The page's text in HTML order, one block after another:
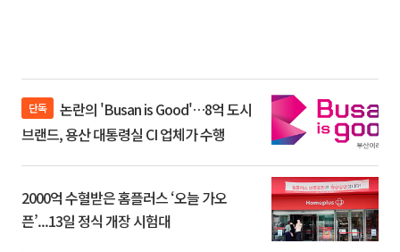
단독
브랜드, 용산 대통령실 CI 업체가 수행
2000억 수혈받은 홈플러스 ‘오늘 가오
픈’...13일 정식 개장 시험대